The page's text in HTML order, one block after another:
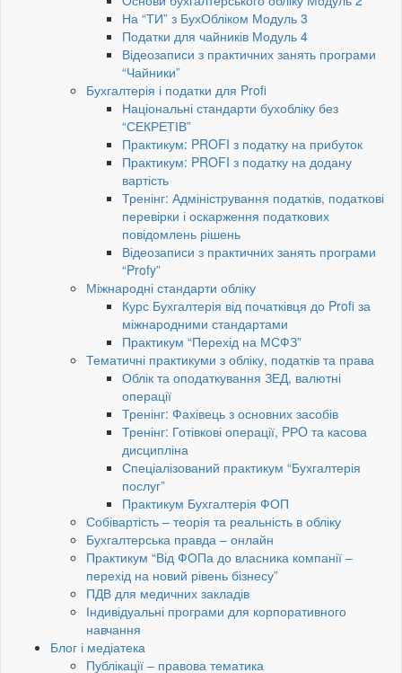
На “ТИ” з БухОбліком Модуль 3
Податки для чайників Модуль 4
Відеозаписи з практичних занять програми
“Чайники”
Бухгалтерія і податки для Profi
Національні стандарти бухобліку без
“СЕКРЕТІВ”
Практикум: PROFI з податку на прибуток
Практикум: PROFI з податку на додану
вартість
Тренінг: Адміністрування податків, податкові
перевірки і оскарження податкових
повідомлень рішень
Відеозаписи з практичних занять програми
“Profy”
Міжнародні стандарти обліку
Курс Бухгалтерія від початківця до Profi за
міжнародними стандартами
Практикум “Перехід на МСФЗ”
Тематичні практикуми з обліку, податків та права
Облік та оподаткування ЗЕД, валютні
операції
Тренінг: Фахівець з основних засобів
Тренінг: Готівкові операції, PРO та касова
дисципліна
Спеціалізований практикум “Бухгалтерія
послуг”
Практикум Бухгалтерія ФОП
Собівартість – теорія та реальність в обліку
Бухгалтерська правда – онлайн
Практикум “Від ФОПа до власника компанії –
перехід на новий рівень бізнесу”
ПДВ для медичних закладів
Індивідуальні програми для корпоративного
навчання
Блог і медіатека
Публікації – правова тематика